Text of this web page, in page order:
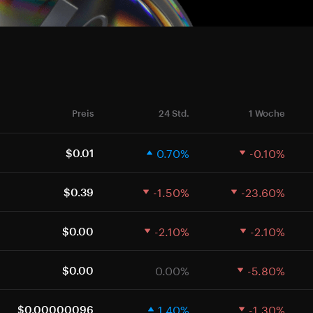
Preis 24 Std. 1 Woche
$0.01 0.70% -0.10%
$0.39 -1.50% -23.60%
$0.00 -2.10% -2.10%
$0.00 0.00% -5.80%
$0.00000096 1.40% -1.30%